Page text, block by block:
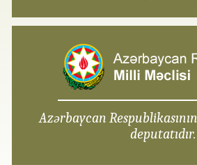
Azərbaycan
deputatıdır.